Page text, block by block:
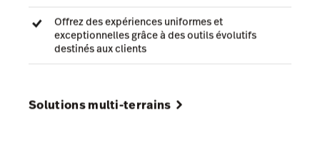
Offrez des expériences uniformes et
exceptionnelles grâce à des outils évolutifs
destinés aux clients
Solutions multi-terrains